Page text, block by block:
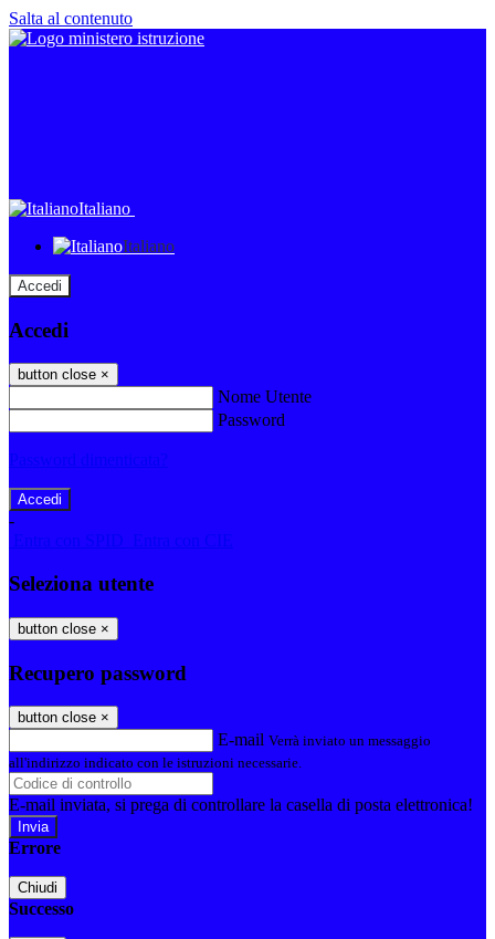
Salta al contenuto
Italiano
Italiano
Accedi
Accedi
button close ×
Nome Utente
Password
Password dimenticata?
-
Entra con SPID
Entra con CIE
Seleziona utente
button close ×
Recupero password
button close ×
E-mail Verrà inviato un messaggio
all'indirizzo indicato con le istruzioni necessarie.
E-mail inviata, si prega di controllare la casella di posta elettronica!
Errore
Chiudi
Successo